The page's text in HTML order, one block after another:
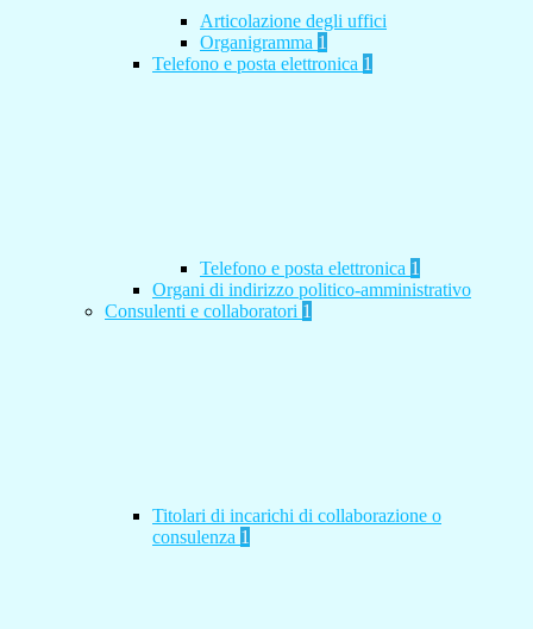
Articolazione degli uffici
Organigramma 1
Telefono e posta elettronica 1
Telefono e posta elettronica 1
Organi di indirizzo politico-amministrativo
Consulenti e collaboratori 1
Titolari di incarichi di collaborazione o
consulenza 1